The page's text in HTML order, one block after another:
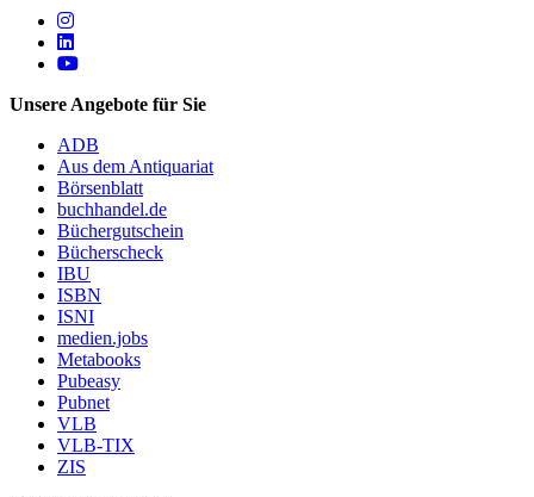
Follow us on https://www.instagram.com/lifeatmvb/
Follow us on https://www.linkedin.com/company/mvbbooks
Follow us on https://www.youtube.com/@mvbbooks
Unsere Angebote für Sie
ADB
Aus dem Antiquariat
Börsenblatt
buchhandel.de
Büchergutschein
Bücherscheck
IBU
ISBN
ISNI
medien.jobs
Metabooks
Pubeasy
Pubnet
VLB
VLB-TIX
ZIS